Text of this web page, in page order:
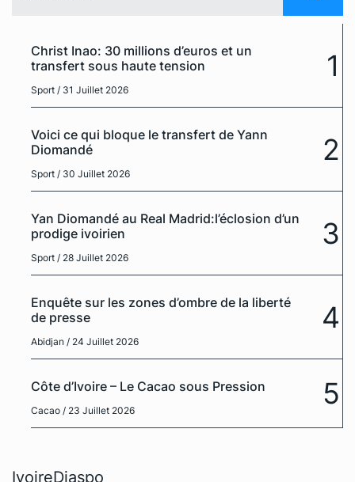
Christ Inao: 30 millions d’euros et un
transfert sous haute tension
Sport / 31 Juillet 2026
1
Voici ce qui bloque le transfert de Yann
Diomandé
Sport / 30 Juillet 2026
2
Yan Diomandé au Real Madrid:l’éclosion d’un
prodige ivoirien
Sport / 28 Juillet 2026
3
Enquête sur les zones d’ombre de la liberté
de presse
Abidjan / 24 Juillet 2026
4
Côte d’Ivoire – Le Cacao sous Pression
Cacao / 23 Juillet 2026 5
IvoireDiaspo